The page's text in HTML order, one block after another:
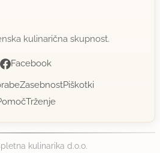
kulinarična skupnost.
Facebook
ZasebnostPiškotki
Trženje
kulinarika d.o.o.